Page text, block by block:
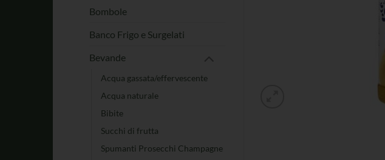
Bombole
Banco Frigo e Surgelati
Bevande
Acqua gassata/effervescente
Acqua naturale
Bibite
Succhi di frutta
Spumanti Prosecchi Champagne